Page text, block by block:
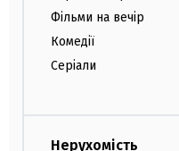
Фільми на вечір
Комедії
Серіали
Нерухомість